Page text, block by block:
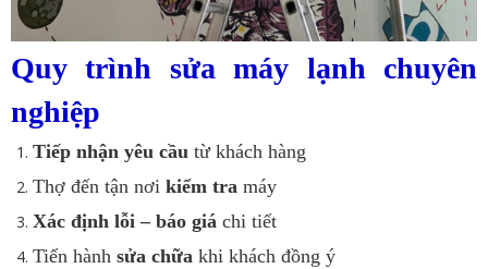
Quy trình sửa máy lạnh chuyên
nghiệp
Tiếp nhận yêu cầu từ khách hàng
Thợ đến tận nơi kiểm tra máy
Xác định lỗi – báo giá chi tiết
Tiến hành sửa chữa khi khách đồng ý